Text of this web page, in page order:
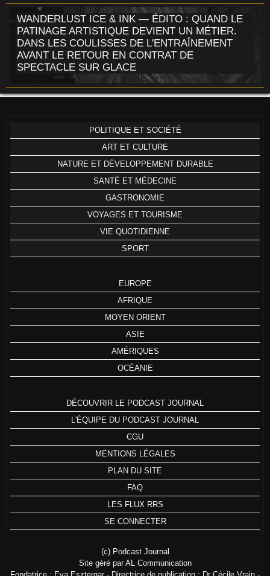
WANDERLUST ICE & INK — ÉDITO : QUAND LE
PATINAGE ARTISTIQUE DEVIENT UN MÉTIER.
DANS LES COULISSES DE L'ENTRAÎNEMENT
AVANT LE RETOUR EN CONTRAT DE
SPECTACLE SUR GLACE
POLITIQUE ET SOCIÉTÉ
ART ET CULTURE
NATURE ET DÉVELOPPEMENT DURABLE
SANTÉ ET MÉDECINE
GASTRONOMIE
VOYAGES ET TOURISME
VIE QUOTIDIENNE
SPORT
EUROPE
AFRIQUE
MOYEN ORIENT
ASIE
AMÉRIQUES
OCÉANIE
DÉCOUVRIR LE PODCAST JOURNAL
L'ÉQUIPE DU PODCAST JOURNAL
CGU
MENTIONS LÉGALES
PLAN DU SITE
FAQ
LES FLUX RRS
SE CONNECTER
(c) Podcast Journal
Site géré par AL Communication